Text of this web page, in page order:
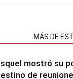
MÁS DE
mostró su
de